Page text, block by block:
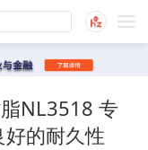
NL3518 专
的耐久性